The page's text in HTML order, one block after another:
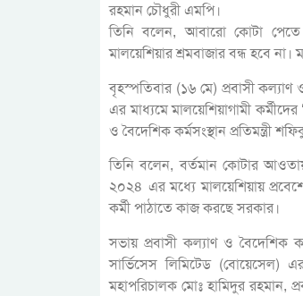
রহমান চৌধুরী এমপি।
তিনি বলেন, আবারো কোটা পেতে
মালয়েশিয়ার শ্রমবাজার বন্ধ হবে
বৃহস্পতিবার (১৬ মে) প্রবাসী কল্যাণ
এর মাধ্যমে মালয়েশিয়াগামী
ও বৈদেশিক কর্মসংস্থান প্রতিমন্ত্রী
তিনি বলেন, বর্তমান কোটার
২০২৪ এর মধ্যে মালয়েশিয়ায়
কর্মী পাঠাতে কাজ করছে সরকার।
সভায় প্রবাসী কল্যাণ ও বৈদেশিক
সার্ভিসেস লিমিটেড (বোয়েসেল)
মহাপরিচালক মোঃ হামিদুর রহমান,